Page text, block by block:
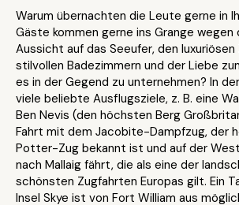
Warum übernachten die Leute gerne in
Gäste kommen gerne ins Grange wegen
Aussicht auf das Seeufer, den
stilvollen Badezimmern und der Liebe
es in der Gegend zu unternehmen? In
viele beliebte Ausflugsziele, z. B. eine
Ben Nevis (den höchsten Berg
Fahrt mit dem Jacobite-Dampfzug, der
Potter-Zug bekannt ist und auf der
nach Mallaig fährt, die als eine der
schönsten Zugfahrten Europas gilt. Ein
Insel Skye ist von Fort William aus